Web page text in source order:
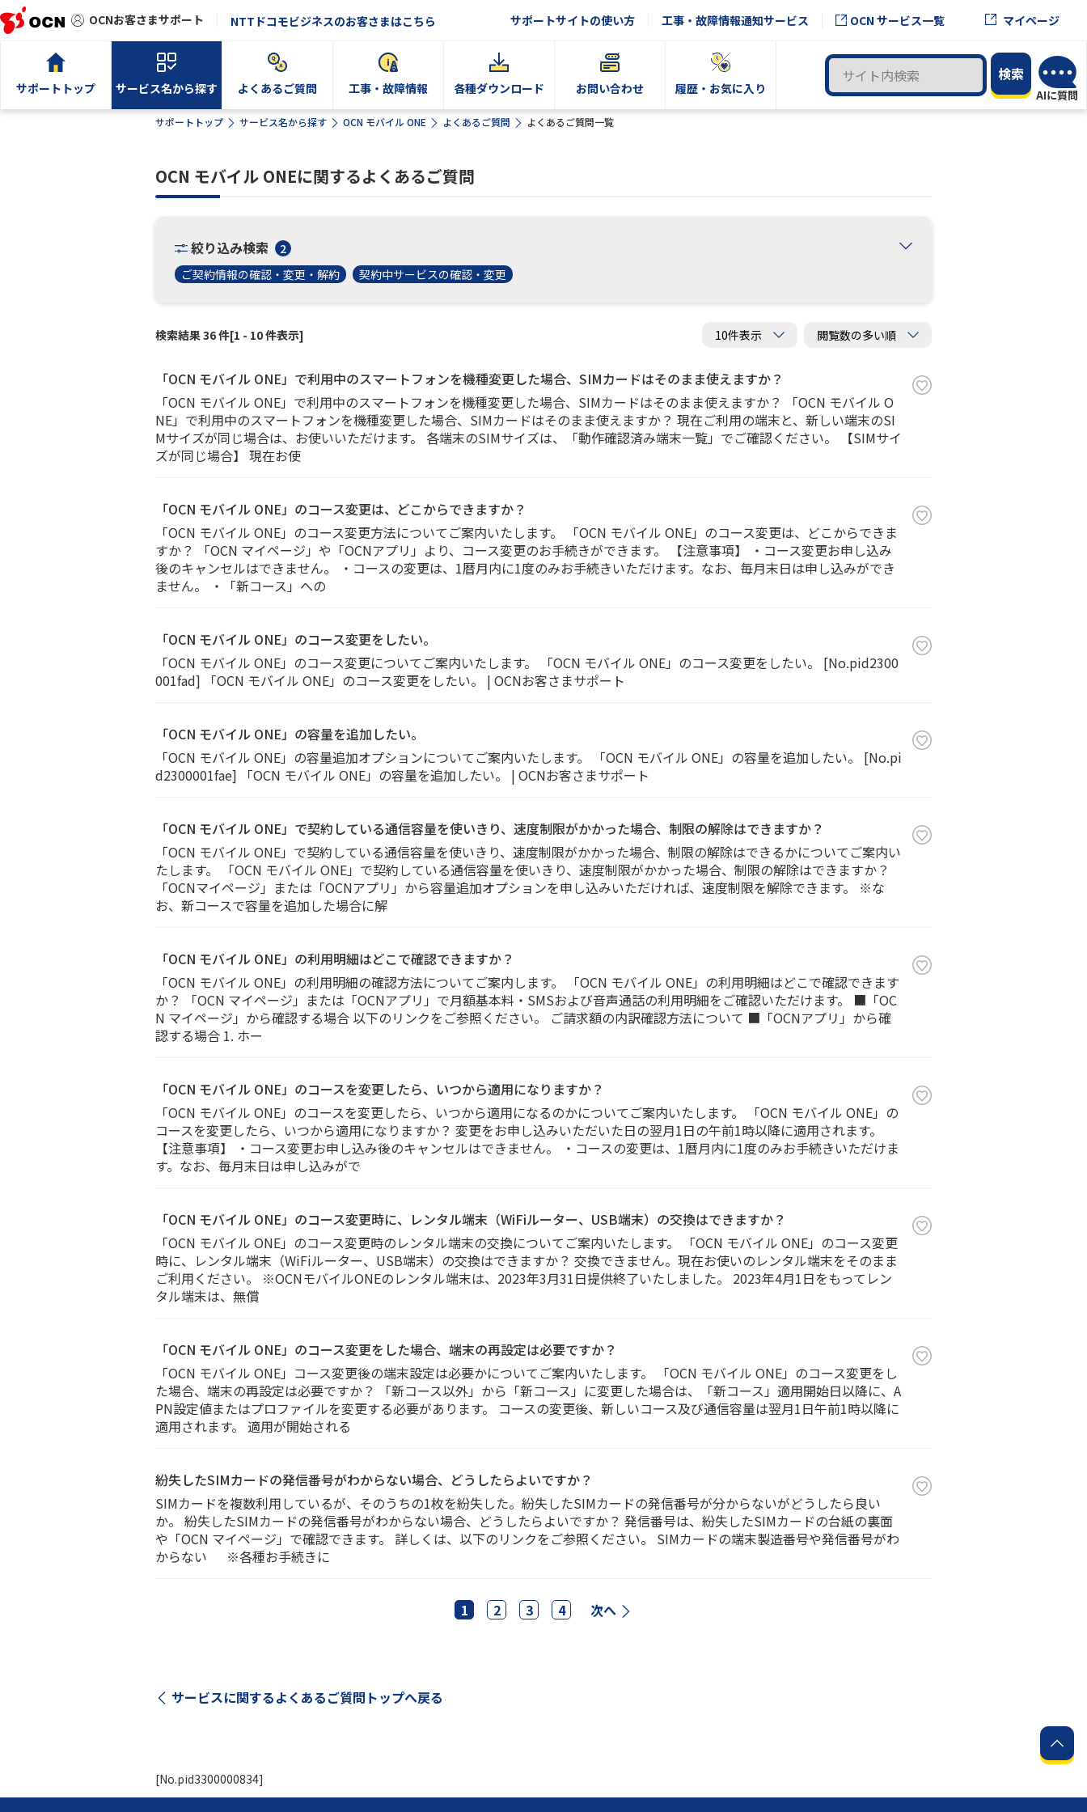
OCNお客さまサポート NTTドコモビジネスのお客さまはこちら サポートサイトの使い方 工事・故障情報通知サービス OCN サービス一覧 マイページ
サポートトップ サービス名から探す よくあるご質問 工事・故障情報 各種ダウンロード お問い合わせ 履歴・お気に入り
サポートトップ サービス名から探す OCN モバイル ONE よくあるご質問 よくあるご質問一覧
OCN モバイル ONEに関するよくあるご質問
絞り込み検索
2
ご契約情報の確認・変更・解約
契約中サービスの確認・変更
検索結果 36 件[1 - 10 件表示]
「OCN モバイル ONE」で利用中のスマートフォンを機種変更した場合、SIMカードはそのまま使えますか？
「OCN モバイル ONE」で利用中のスマートフォンを機種変更した場合、SIMカードはそのまま使えますか？ 「OCN モバイル O
NE」で利用中のスマートフォンを機種変更した場合、SIMカードはそのまま使えますか？ 現在ご利用の端末と、新しい端末のSI
Mサイズが同じ場合は、お使いいただけます。 各端末のSIMサイズは、「動作確認済み端末一覧」でご確認ください。 【SIMサイ
ズが同じ場合】 現在お使
「OCN モバイル ONE」のコース変更は、どこからできますか？
「OCN モバイル ONE」のコース変更方法についてご案内いたします。 「OCN モバイル ONE」のコース変更は、どこからできま
すか？ 「OCN マイページ」や「OCNアプリ」より、コース変更のお手続きができます。 【注意事項】 ・コース変更お申し込み
後のキャンセルはできません。 ・コースの変更は、1暦月内に1度のみお手続きいただけます。なお、毎月末日は申し込みができ
ません。 ・「新コース」への
「OCN モバイル ONE」のコース変更をしたい。
「OCN モバイル ONE」のコース変更についてご案内いたします。 「OCN モバイル ONE」のコース変更をしたい。 [No.pid2300
001fad] 「OCN モバイル ONE」のコース変更をしたい。 | OCNお客さまサポート
「OCN モバイル ONE」の容量を追加したい。
「OCN モバイル ONE」の容量追加オプションについてご案内いたします。 「OCN モバイル ONE」の容量を追加したい。 [No.pi
d2300001fae] 「OCN モバイル ONE」の容量を追加したい。 | OCNお客さまサポート
「OCN モバイル ONE」で契約している通信容量を使いきり、速度制限がかかった場合、制限の解除はできますか？
「OCN モバイル ONE」で契約している通信容量を使いきり、速度制限がかかった場合、制限の解除はできるかについてご案内い
たします。 「OCN モバイル ONE」で契約している通信容量を使いきり、速度制限がかかった場合、制限の解除はできますか？
「OCNマイページ」または「OCNアプリ」から容量追加オプションを申し込みいただければ、速度制限を解除できます。 ※な
お、新コースで容量を追加した場合に解
「OCN モバイル ONE」の利用明細はどこで確認できますか？
「OCN モバイル ONE」の利用明細の確認方法についてご案内します。 「OCN モバイル ONE」の利用明細はどこで確認できます
か？ 「OCN マイページ」または「OCNアプリ」で月額基本料・SMSおよび音声通話の利用明細をご確認いただけます。 ■「OC
N マイページ」から確認する場合 以下のリンクをご参照ください。 ご請求額の内訳確認方法について ■「OCNアプリ」から確
認する場合 1. ホー
「OCN モバイル ONE」のコースを変更したら、いつから適用になりますか？
「OCN モバイル ONE」のコースを変更したら、いつから適用になるのかについてご案内いたします。 「OCN モバイル ONE」の
コースを変更したら、いつから適用になりますか？ 変更をお申し込みいただいた日の翌月1日の午前1時以降に適用されます。
【注意事項】 ・コース変更お申し込み後のキャンセルはできません。 ・コースの変更は、1暦月内に1度のみお手続きいただけま
す。なお、毎月末日は申し込みがで
「OCN モバイル ONE」のコース変更時に、レンタル端末（WiFiルーター、USB端末）の交換はできますか？
「OCN モバイル ONE」のコース変更時のレンタル端末の交換についてご案内いたします。 「OCN モバイル ONE」のコース変更
時に、レンタル端末（WiFiルーター、USB端末）の交換はできますか？ 交換できません。現在お使いのレンタル端末をそのまま
ご利用ください。 ※OCNモバイルONEのレンタル端末は、2023年3月31日提供終了いたしました。 2023年4月1日をもってレン
タル端末は、無償
「OCN モバイル ONE」のコース変更をした場合、端末の再設定は必要ですか？
「OCN モバイル ONE」コース変更後の端末設定は必要かについてご案内いたします。 「OCN モバイル ONE」のコース変更をし
た場合、端末の再設定は必要ですか？ 「新コース以外」から「新コース」に変更した場合は、「新コース」適用開始日以降に、A
PN設定値またはプロファイルを変更する必要があります。 コースの変更後、新しいコース及び通信容量は翌月1日午前1時以降に
適用されます。 適用が開始される
紛失したSIMカードの発信番号がわからない場合、どうしたらよいですか？
SIMカードを複数利用しているが、そのうちの1枚を紛失した。紛失したSIMカードの発信番号が分からないがどうしたら良い
か。 紛失したSIMカードの発信番号がわからない場合、どうしたらよいですか？ 発信番号は、紛失したSIMカードの台紙の裏面
や「OCN マイページ」で確認できます。 詳しくは、以下のリンクをご参照ください。 SIMカードの端末製造番号や発信番号がわ
からない ※各種お手続きに
1 2 3 4 次へ
サービスに関するよくあるご質問トップへ戻る
[No.pid3300000834]